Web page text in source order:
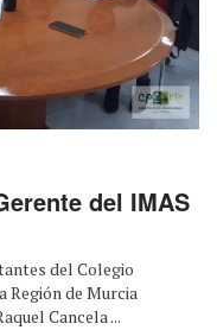
del IMAS
del Colegio
Región de Murcia
Cancela ...